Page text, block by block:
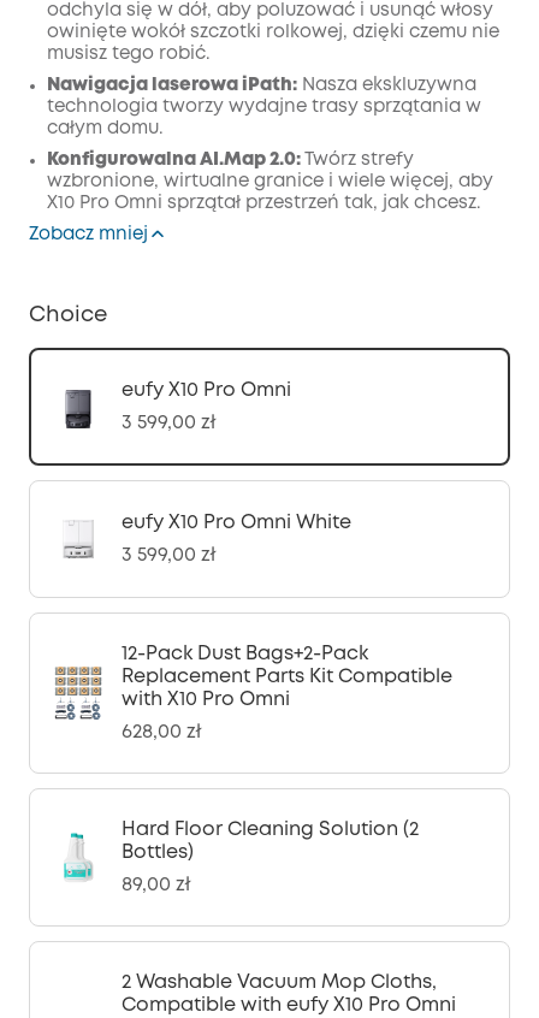
odchyla się w dół, aby poluzować i usunąć włosy
owinięte wokół szczotki rolkowej, dzięki czemu nie
musisz tego robić.
Nawigacja laserowa iPath: Nasza ekskluzywna
technologia tworzy wydajne trasy sprzątania w
całym domu.
Konfigurowalna AI.Map 2.0:
Twórz strefy
wzbronione, wirtualne granice i wiele więcej, aby
X10 Pro Omni sprzątał przestrzeń tak, jak chcesz.
Zobacz mniej
Choice
eufy X10 Pro Omni
3 599,00 zł
eufy X10 Pro Omni White
3 599,00 zł
12-Pack Dust Bags+2-Pack
Replacement Parts Kit Compatible
with X10 Pro Omni
628,00 zł
Hard Floor Cleaning Solution (2
Bottles)
89,00 zł
2 Washable Vacuum Mop Cloths,
Compatible with eufy X10 Pro Omni